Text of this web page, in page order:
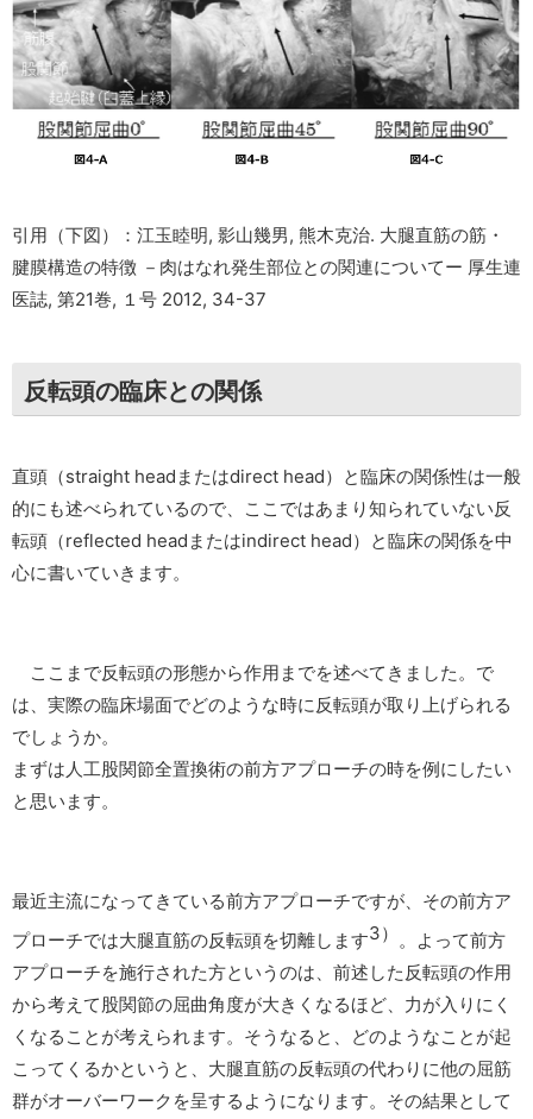
引用（下図）：江玉睦明, 影山幾男, 熊木克治. 大腿直筋の筋・
腱膜構造の特徴 －肉はなれ発生部位との関連についてー 厚生連
医誌, 第21巻, １号 2012, 34-37
反転頭の臨床との関係
直頭（straight headまたはdirect head）と臨床の関係性は一般
的にも述べられているので、ここではあまり知られていない反
転頭（reflected headまたはindirect head）と臨床の関係を中
心に書いていきます。
ここまで反転頭の形態から作用までを述べてきました。で
は、実際の臨床場面でどのような時に反転頭が取り上げられる
でしょうか。
まずは人工股関節全置換術の前方アプローチの時を例にしたい
と思います。
最近主流になってきている前方アプローチですが、その前方ア
プローチでは大腿直筋の反転頭を切離します3） 。よって前方
アプローチを施行された方というのは、前述した反転頭の作用
から考えて股関節の屈曲角度が大きくなるほど、力が入りにく
くなることが考えられます。そうなると、どのようなことが起
こってくるかというと、大腿直筋の反転頭の代わりに他の屈筋
群がオーバーワークを呈するようになります。その結果として